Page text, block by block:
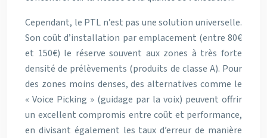
Cependant, le PTL n’est pas une solution universelle.
Son coût d’installation par emplacement (entre 80€
et 150€) le réserve souvent aux zones à très forte
densité de prélèvements (produits de classe A). Pour
des zones moins denses, des alternatives comme le
« Voice Picking » (guidage par la voix) peuvent offrir
un excellent compromis entre coût et performance,
en divisant également les taux d’erreur de manière